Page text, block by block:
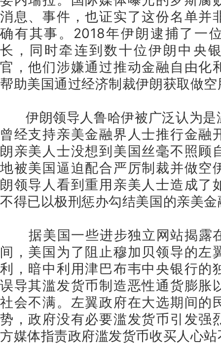
消息、事件，也证实了这份名单并
确有其事。2018年伊朗逮捕了一
长，同时牵连到数十位伊朗中央
官，他们涉嫌通过推动金融自由化
帮助美国通过经济制裁伊朗获取做
伊朗领导人鲁哈伊被广泛认为是
曾经支持亲美金融界人士推行金融
朗亲美人士没想到美国丝毫不照顾
地被美国逼迫配合严厉制裁并做空
朗领导人看到重用亲美人士造成了
不得已以极刑惩办勾结美国的亲美
据美国一些进步独立网站揭露
间，美国为了阻止穆加贝领导的左
利，暗中利用津巴布韦中央银行的
误导其滥发货币制造恶性通货膨胀
社会不满。左翼政府在大选期间的
势，政府没有必要滥发货币引发强
方媒体指责政府滥发货币收买人心